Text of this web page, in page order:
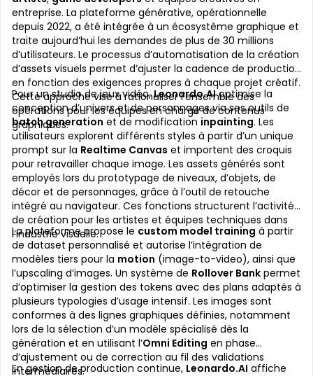
entreprise. La plateforme générative, opérationnelle
depuis 2022, a été intégrée à un écosystème graphique et
traite aujourd’hui les demandes de plus de 30 millions
d’utilisateurs. Le processus d’automatisation de la création
d’assets visuels permet d’ajuster la cadence de production
en fonction des exigences propres à chaque projet créatif.
Cette approche vise à rationaliser l’ensemble des
opérations pour les équipes en charge de contenus
graphiques.
Pour un studio de jeux vidéo,Leonardo.AIoptimise la
conception d’univers et de personnages via ses outils de
batch generation et de modification inpainting. Les
utilisateurs explorent différents styles à partir d’un unique
prompt sur la Realtime Canvas et importent des croquis
pour retravailler chaque image. Les assets générés sont
employés lors du prototypage de niveaux, d’objets, de
décor et de personnages, grâce à l’outil de retouche
intégré au navigateur. Ces fonctions structurent l’activité
de création pour les artistes et équipes techniques dans
l’industrie visuelle.
La plateforme propose le custom model training à partir
de dataset personnalisé et autorise l’intégration de
modèles tiers pour la motion (image-to-video), ainsi que
l’upscaling d’images. Un système de Rollover Bank permet
d’optimiser la gestion des tokens avec des plans adaptés à
plusieurs typologies d’usage intensif. Les images sont
conformes à des lignes graphiques définies, notamment
lors de la sélection d’un modèle spécialisé dès la
génération et en utilisant l’Omni Editing en phase
d’ajustement ou de correction au fil des validations
intermédiaires.
En gestion de production continue, Leonardo.AI affiche